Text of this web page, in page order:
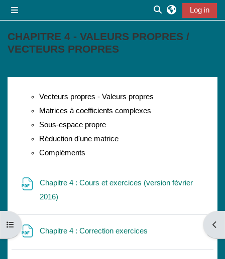
Toggle search
Log in
Open course index
CHAPITRE 4 - VALEURS PROPRES /
VECTEURS PROPRES
Vecteurs propres - Valeurs propres
Matrices à coefficients complexes
Sous-espace propre
Réduction d'une matrice
Compléments
Chapitre 4 : Cours et exercices (version février
2016)
Chapitre 4 : Correction exercices